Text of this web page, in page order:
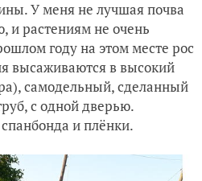
У меня не лучшая почва
и растениям не очень
году на этом месте рос
высаживаются в высокий
самодельный, сделанный
с одной дверью.
и плёнки.